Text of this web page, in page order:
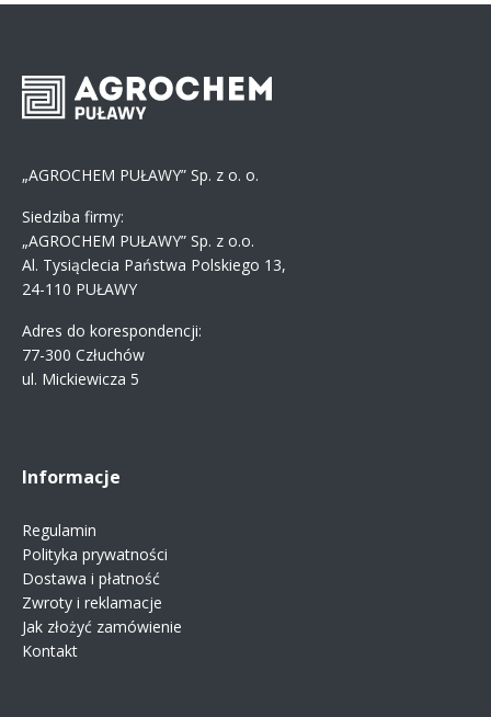
„AGROCHEM PUŁAWY” Sp. z o. o.
Siedziba firmy:
„AGROCHEM PUŁAWY” Sp. z o.o.
Al. Tysiąclecia Państwa Polskiego 13,
24-110 PUŁAWY
Adres do korespondencji:
77-300 Człuchów
ul. Mickiewicza 5
Informacje
Regulamin
Polityka prywatności
Dostawa i płatność
Zwroty i reklamacje
Jak złożyć zamówienie
Kontakt